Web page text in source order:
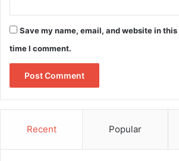
Save my name, email, and website in
time I comment.
Recent Popular